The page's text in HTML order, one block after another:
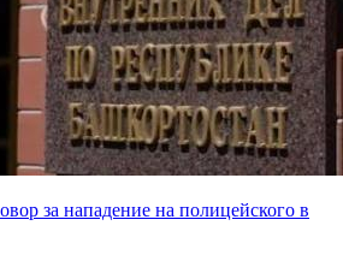
за нападение на полицейского в